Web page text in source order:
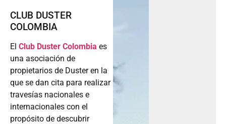
CLUB DUSTER
COLOMBIA
El Club Duster Colombia es
una asociación de
propietarios de Duster en la
que se dan cita para realizar
travesías nacionales e
internacionales con el
propósito de descubrir